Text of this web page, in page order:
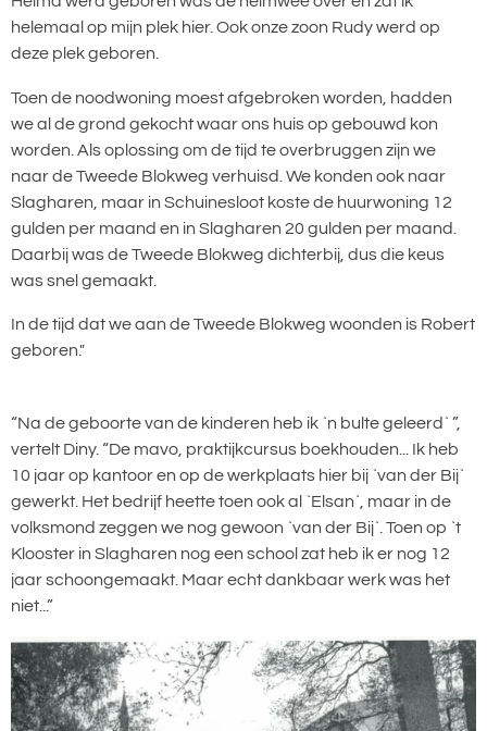
helemaal op mijn plek hier. Ook onze zoon Rudy werd op
deze plek geboren.
Toen de noodwoning moest afgebroken worden, hadden
we al de grond gekocht waar ons huis op gebouwd kon
worden. Als oplossing om de tijd te overbruggen zijn we
naar de Tweede Blokweg verhuisd. We konden ook naar
Slagharen, maar in Schuinesloot koste de huurwoning 12
gulden per maand en in Slagharen 20 gulden per maand.
Daarbij was de Tweede Blokweg dichterbij, dus die keus
was snel gemaakt.
In de tijd dat we aan de Tweede Blokweg woonden is Robert
geboren."
“Na de geboorte van de kinderen heb ik `n bulte geleerd` ”,
vertelt Diny. “De mavo, praktijkcursus boekhouden... Ik heb
10 jaar op kantoor en op de werkplaats hier bij `van der Bij`
gewerkt. Het bedrijf heette toen ook al `Elsan`, maar in de
volksmond zeggen we nog gewoon `van der Bij`. Toen op `t
Klooster in Slagharen nog een school zat heb ik er nog 12
jaar schoongemaakt. Maar echt dankbaar werk was het
niet...”